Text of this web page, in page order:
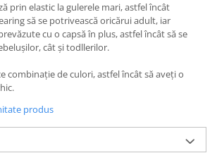
prin elastic la gulerele mari, astfel încât
să se potrivească oricărui adult, iar
cu o capsă în plus, astfel încât să se
cât și todllerilor.
combinație de culori, astfel încât să aveți o
produs